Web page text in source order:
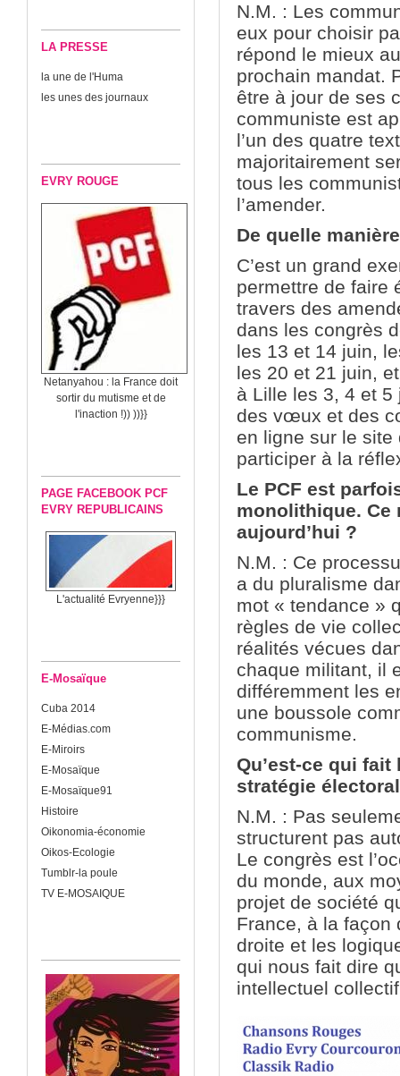
LA PRESSE
la une de l'Huma
les unes des journaux
EVRY ROUGE
Netanyahou : la France doit
sortir du mutisme et de
l'inaction !)) ))}}
PAGE FACEBOOK PCF
EVRY REPUBLICAINS
L'actualité Evryenne}}}
E-Mosaïque
Cuba 2014
E-Médias.com
E-Miroirs
E-Mosaïque
E-Mosaïque91
Histoire
Oikonomia-économie
Oikos-Ecologie
Tumblr-la poule
TV E-MOSAIQUE
N.M. : Les
eux pour choisir
répond le mieux
prochain mandat.
être à jour de ses
communiste est
l’un des quatre
majoritairement
tous les
l’amender.
De quelle manière
C’est un grand
permettre de faire
travers des
dans les congrès
les 13 et 14 juin,
les 20 et 21 juin,
à Lille les 3, 4 et
des vœux et des
en ligne sur le
participer à la
Le PCF est
monolithique. Ce
aujourd’hui ?
N.M. : Ce
a du pluralisme
mot « tendance »
règles de vie
réalités vécues
chaque militant, il
différemment les
une boussole
communisme.
Qu’est-ce qui
stratégie
N.M. : Pas
structurent pas
Le congrès est
du monde, aux
projet de société
France, à la façon
droite et les
qui nous fait dire
intellectuel